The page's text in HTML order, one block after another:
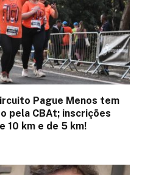
Pague Menos tem
pela CBAt; inscrições
10 km e de 5 km!